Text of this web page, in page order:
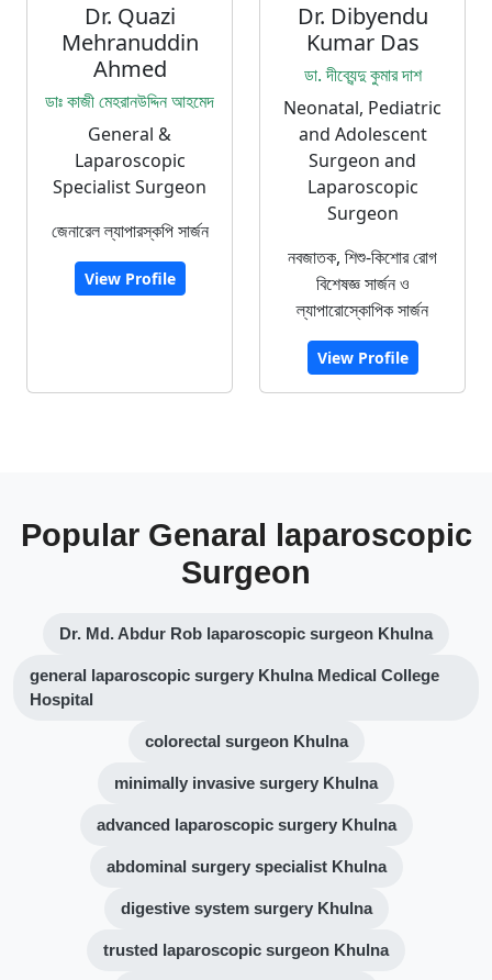
Dr. Quazi
Mehranuddin
Ahmed
ডাঃ কাজী মেহরানউদ্দিন আহমেদ
General &
Laparoscopic
Specialist Surgeon
জেনারেল ল্যাপারস্কপি সার্জন
View Profile
Dr. Dibyendu
Kumar Das
ডা. দীব্যেন্দু কুমার দাশ
Neonatal, Pediatric
and Adolescent
Surgeon and
Laparoscopic
Surgeon
নবজাতক, শিশু-কিশোর রোগ
বিশেষজ্ঞ সার্জন ও
ল্যাপারোস্কোপিক সার্জন
View Profile
Popular Genaral laparoscopic
Surgeon
Dr. Md. Abdur Rob laparoscopic surgeon Khulna
general laparoscopic surgery Khulna Medical College
Hospital
colorectal surgeon Khulna
minimally invasive surgery Khulna
advanced laparoscopic surgery Khulna
abdominal surgery specialist Khulna
digestive system surgery Khulna
trusted laparoscopic surgeon Khulna